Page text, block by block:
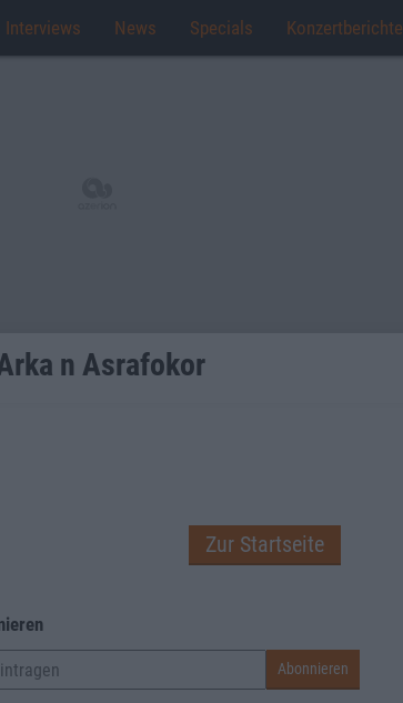
Interviews News Specials Konzertberichte
n Asrafokor
Zur Startseite